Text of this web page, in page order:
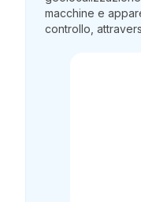
macchine e
controllo,